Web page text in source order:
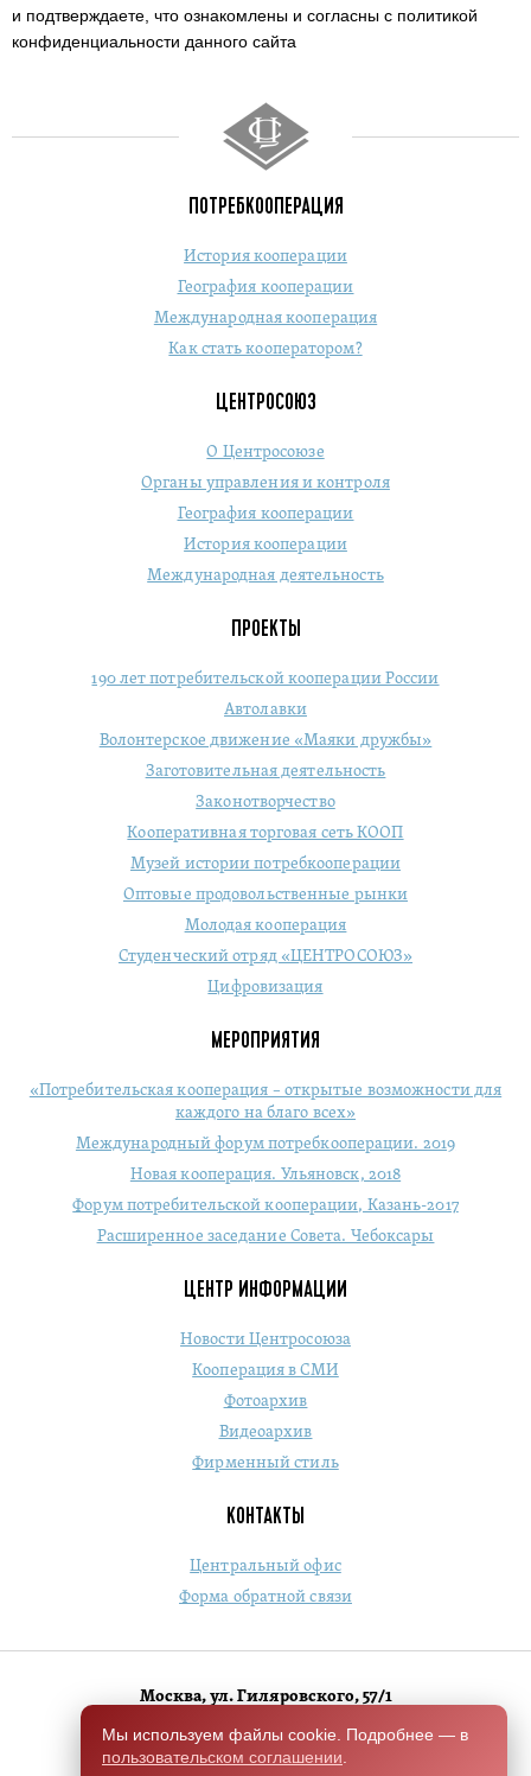
и подтверждаете, что ознакомлены и согласны с политикой
конфиденциальности данного сайта
ПОТРЕБКООПЕРАЦИЯ
История кооперации
География кооперации
Международная кооперация
Как стать кооператором?
ЦЕНТРОСОЮЗ
О Центросоюзе
Органы управления и контроля
География кооперации
История кооперации
Международная деятельность
ПРОЕКТЫ
190 лет потребительской кооперации России
Автолавки
Волонтерское движение «Маяки дружбы»
Заготовительная деятельность
Законотворчество
Кооперативная торговая сеть КООП
Музей истории потребкооперации
Оптовые продовольственные рынки
Молодая кооперация
Студенческий отряд «ЦЕНТРОСОЮЗ»
Цифровизация
МЕРОПРИЯТИЯ
«Потребительская кооперация – открытые возможности для
каждого на благо всех»
Международный форум потребкооперации. 2019
Новая кооперация. Ульяновск, 2018
Форум потребительской кооперации, Казань-2017
Расширенное заседание Совета. Чебоксары
ЦЕНТР ИНФОРМАЦИИ
Новости Центросоюза
Кооперация в СМИ
Фотоархив
Видеоархив
Фирменный стиль
КОНТАКТЫ
Центральный офис
Форма обратной связи
Москва, ул. Гиляровского, 57/1
+7 (495) 684-1803
Мы используем файлы cookie. Подробнее — в
пользовательском соглашении